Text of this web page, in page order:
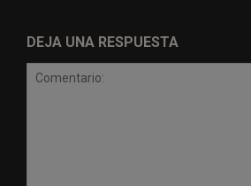
DEJA UNA RESPUESTA